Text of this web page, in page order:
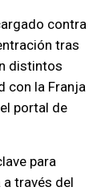
contra
tras
distintos
con la Franja
portal de
para
través del